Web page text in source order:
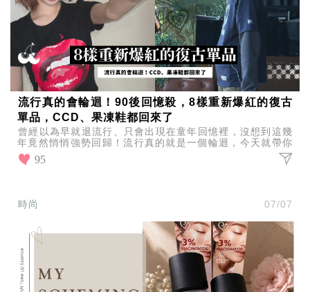
流行真的會輪迴！90後回憶殺，8樣重新爆紅的復古
單品，CCD、果凍鞋都回來了
曾經以為早就退流行、只會出現在童年回憶裡，沒想到這幾
年竟然悄悄強勢回歸！流行真的就是一個輪迴，今天就帶你
一起看看，哪些曾經風靡一時的神物，如今又重新爆紅！
95
時尚 07/07